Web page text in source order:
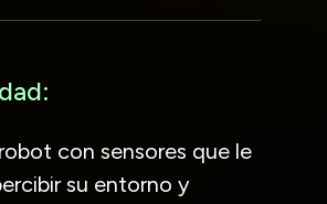
con sensores que le
su entorno y